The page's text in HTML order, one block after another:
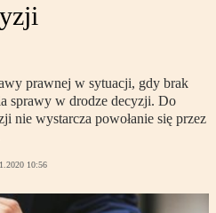
prawnej w sytuacji, gdy brak
sprawy w drodze decyzji. Do
nie wystarcza powołanie się przez
10:56